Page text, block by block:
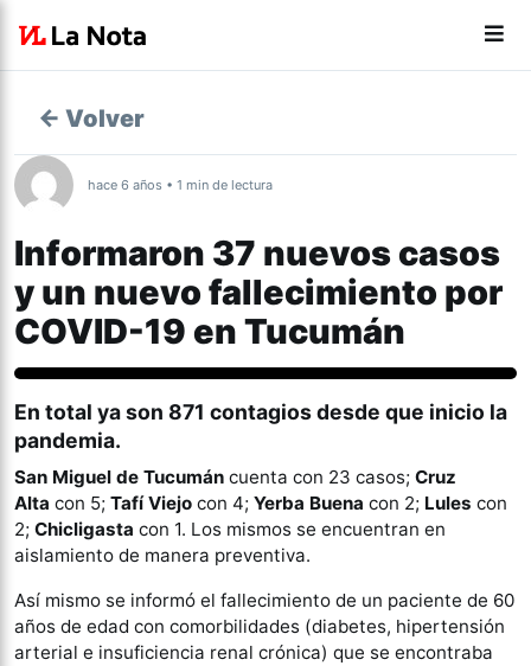
← Volver
hace 6 años • 1 min de lectura
Informaron 37 nuevos casos
y un nuevo fallecimiento por
COVID-19 en Tucumán
En total ya son 871 contagios desde que inicio la
pandemia.
San Miguel de Tucumán cuenta con 23 casos; Cruz
Alta con 5; Tafí Viejo con 4; Yerba Buena con 2; Lules con
2; Chicligasta con 1. Los mismos se encuentran en
aislamiento de manera preventiva.
Así mismo se informó el fallecimiento de un paciente de 60
años de edad con comorbilidades (diabetes, hipertensión
arterial e insuficiencia renal crónica) que se encontraba